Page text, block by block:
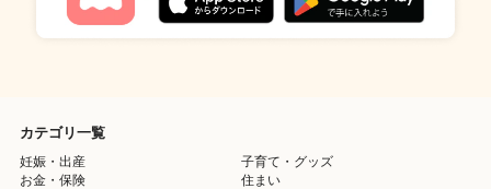
カテゴリ一覧
妊娠・出産
子育て・グッズ
お金・保険
住まい